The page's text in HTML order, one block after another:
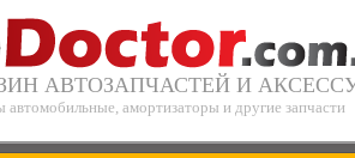
АВТОЗАПЧАСТЕЙ И
автомобильные, амортизаторы и другие запчасти